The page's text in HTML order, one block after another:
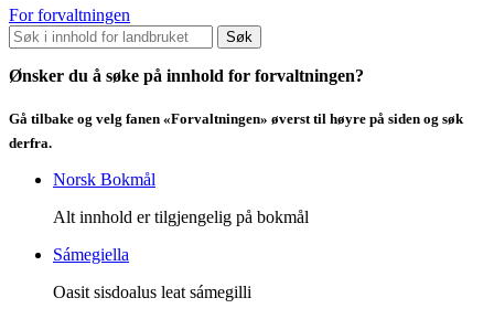
For forvaltningen
Søk
Ønsker du å søke på innhold for forvaltningen?
Gå tilbake og velg fanen «Forvaltningen» øverst til høyre på siden og søk
derfra.
Norsk Bokmål
Alt innhold er tilgjengelig på bokmål
Sámegiella
Oasit sisdoalus leat sámegilli